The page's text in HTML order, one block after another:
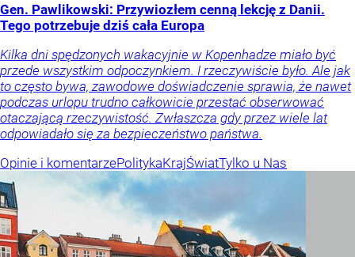
Gen. Pawlikowski: Przywiozłem cenną lekcję z Danii.
Tego potrzebuje dziś cała Europa
Kilka dni spędzonych wakacyjnie w Kopenhadze miało być
przede wszystkim odpoczynkiem. I rzeczywiście było. Ale jak
to często bywa, zawodowe doświadczenie sprawia, że nawet
podczas urlopu trudno całkowicie przestać obserwować
otaczającą rzeczywistość. Zwłaszcza gdy przez wiele lat
odpowiadało się za bezpieczeństwo państwa.
Opinie i komentarzePolitykaKrajŚwiatTylko u Nas